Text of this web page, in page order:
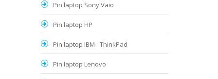
Pin laptop Sony Vaio
Pin laptop HP
Pin laptop IBM - ThinkPad
Pin laptop Lenovo